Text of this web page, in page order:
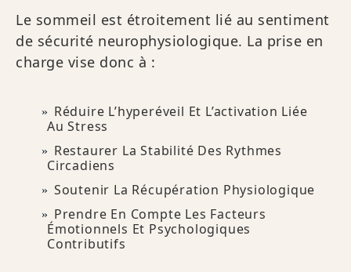
Le sommeil est étroitement lié au sentiment
de sécurité neurophysiologique. La prise en
charge vise donc à :
Réduire L’hyperéveil Et L’activation Liée
Au Stress
Restaurer La Stabilité Des Rythmes
Circadiens
Soutenir La Récupération Physiologique
Prendre En Compte Les Facteurs
Émotionnels Et Psychologiques
Contributifs